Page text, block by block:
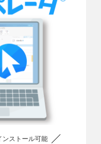
ンストール可能